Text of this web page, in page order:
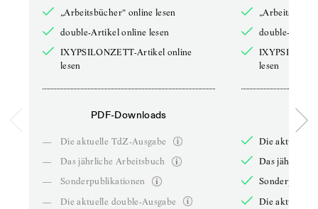
„Arbeitsbücher“ online lesen
double-Artikel online lesen
IXYPSILONZETT-Artikel online
lesen
PDF-Downloads
—
Die aktuelle TdZ-Ausgabe
—
Das jährliche Arbeitsbuch
—
Sonderpublikationen
—
Die aktuelle double-Ausgabe
double-
lesen
Die aktuelle
Das jährliche
Die aktuelle